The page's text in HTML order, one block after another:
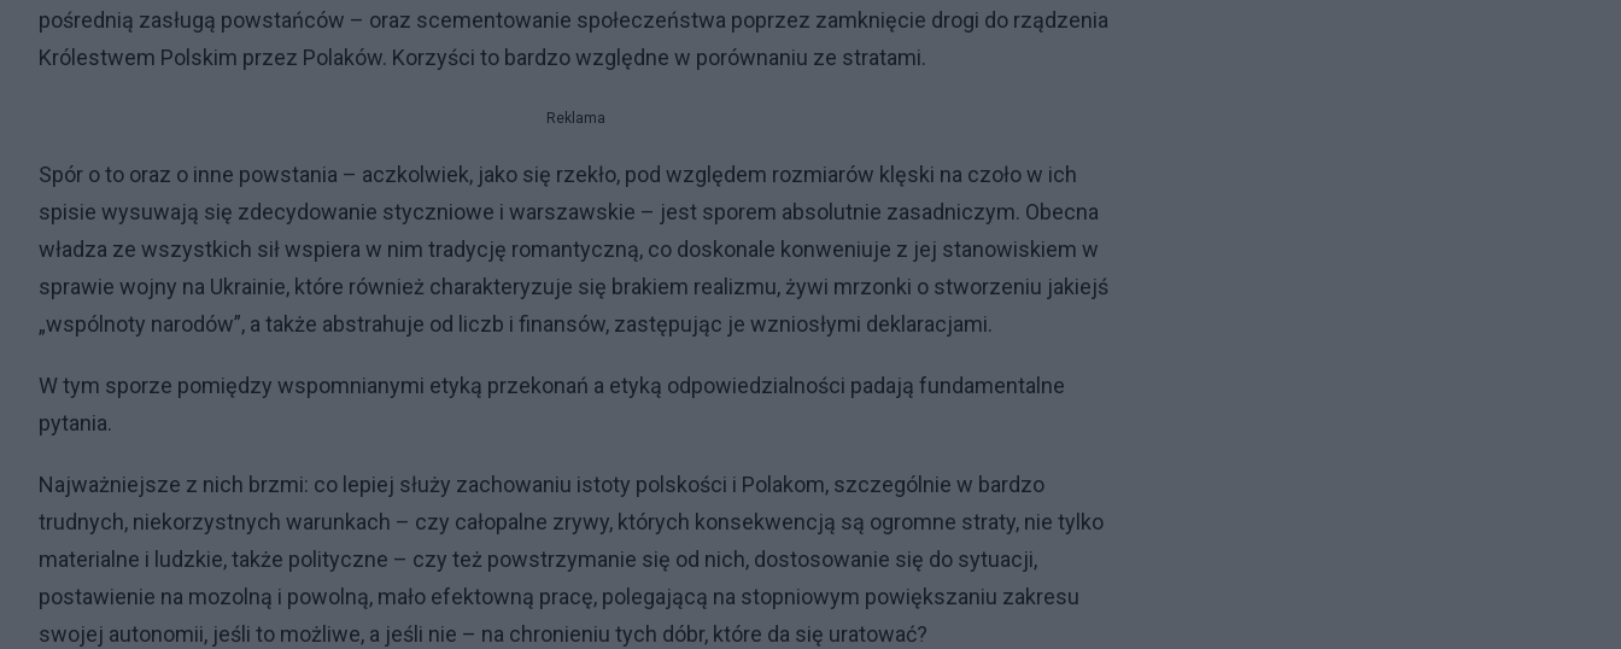
pośrednią zasługą powstańców – oraz scementowanie społeczeństwa poprzez zamknięcie drogi do rządzenia
Królestwem Polskim przez Polaków. Korzyści to bardzo względne w porównaniu ze stratami.
Reklama
Spór o to oraz o inne powstania – aczkolwiek, jako się rzekło, pod względem rozmiarów klęski na czoło w ich
spisie wysuwają się zdecydowanie styczniowe i warszawskie – jest sporem absolutnie zasadniczym. Obecna
władza ze wszystkich sił wspiera w nim tradycję romantyczną, co doskonale konweniuje z jej stanowiskiem w
sprawie wojny na Ukrainie, które również charakteryzuje się brakiem realizmu, żywi mrzonki o stworzeniu jakiejś
„wspólnoty narodów”, a także abstrahuje od liczb i finansów, zastępując je wzniosłymi deklaracjami.
W tym sporze pomiędzy wspomnianymi etyką przekonań a etyką odpowiedzialności padają fundamentalne
pytania.
Najważniejsze z nich brzmi: co lepiej służy zachowaniu istoty polskości i Polakom, szczególnie w bardzo
trudnych, niekorzystnych warunkach – czy całopalne zrywy, których konsekwencją są ogromne straty, nie tylko
materialne i ludzkie, także polityczne – czy też powstrzymanie się od nich, dostosowanie się do sytuacji,
postawienie na mozolną i powolną, mało efektowną pracę, polegającą na stopniowym powiększaniu zakresu
swojej autonomii, jeśli to możliwe, a jeśli nie – na chronieniu tych dóbr, które da się uratować?